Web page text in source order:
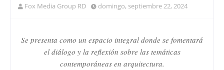
Fox Media Group RD domingo, septiembre 22, 2024
Se presenta como un espacio integral donde se fomentará
el diálogo y la reflexión sobre las temáticas
contemporáneas en arquitectura.